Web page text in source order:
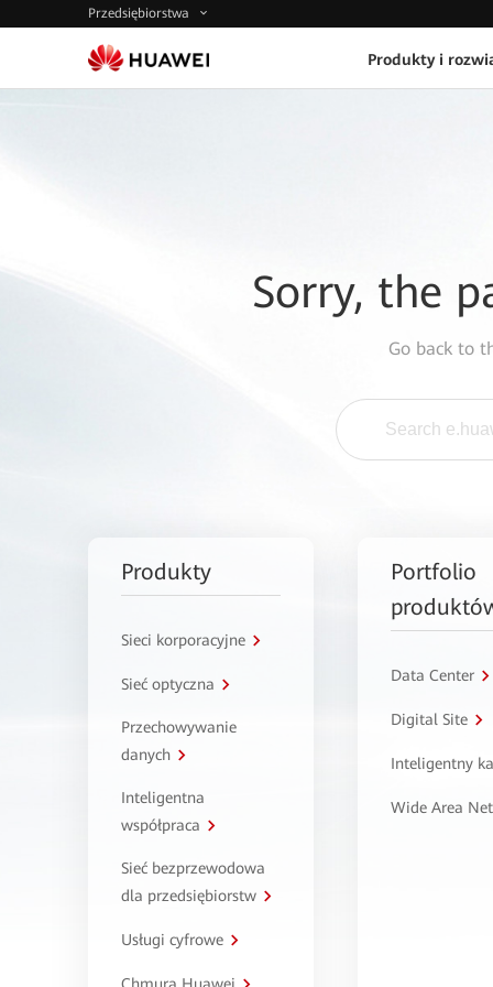
Przedsiębiorstwa
Produkty i
Sorry, the
Go back to
Produkty
Sieci korporacyjne
Sieć optyczna
Przechowywanie
danych
Inteligentna
współpraca
Sieć bezprzewodowa
dla przedsiębiorstw
Usługi cyfrowe
Portfolio
Data Center
Digital Site
Inteligentny
Wide Area